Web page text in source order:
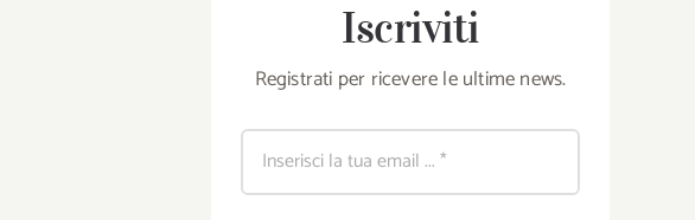
Iscriviti
Registrati per ricevere le ultime news.